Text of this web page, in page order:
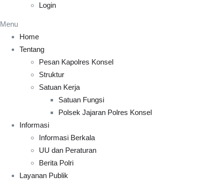
Login
Menu
Home
Tentang
Pesan Kapolres Konsel
Struktur
Satuan Kerja
Satuan Fungsi
Polsek Jajaran Polres Konsel
Informasi
Informasi Berkala
UU dan Peraturan
Berita Polri
Layanan Publik